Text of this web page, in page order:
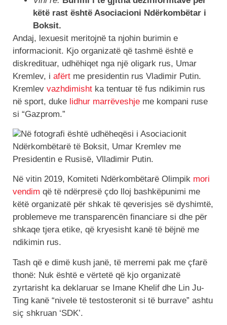
këtë rast është Asociacioni Ndërkombëtar i
Boksit.
Andaj, lexuesit meritojnë ta njohin burimin e
informacionit. Kjo organizatë që tashmë është e
diskredituar, udhëhiqet nga një oligark rus, Umar
Kremlev, i afërt me presidentin rus Vladimir Putin.
Kremlev vazhdimisht ka tentuar të fus ndikimin rus
në sport, duke lidhur marrëveshje me kompani ruse
si “Gazprom.”
Në fotografi është udhëheqësi i Asociacionit
Ndërkombëtarë të Boksit, Umar Kremlev me
Presidentin e Rusisë, Vlladimir Putin.
Në vitin 2019, Komiteti Ndërkombëtarë Olimpik mori
vendim që të ndërpresë çdo lloj bashkëpunimi me
këtë organizatë për shkak të qeverisjes së dyshimtë,
problemeve me transparencën financiare si dhe për
shkaqe tjera etike, që kryesisht kanë të bëjnë me
ndikimin rus.
Tash që e dimë kush janë, të merremi pak me çfarë
thonë: Nuk është e vërtetë që kjo organizatë
zyrtarisht ka deklaruar se Imane Khelif dhe Lin Ju-
Ting kanë “nivele të testosteronit si të burrave” ashtu
siç shkruan ‘SDK’.